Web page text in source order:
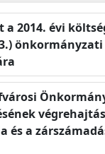
a 2014. évi
és a